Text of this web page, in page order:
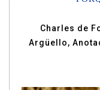
Charles de
Argüello,